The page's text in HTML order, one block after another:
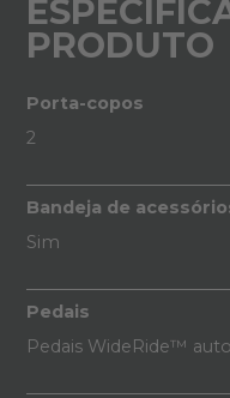
PRODUTO
Porta-copos
2
Bandeja de
Sim
Pedais
Pedais WideRide™